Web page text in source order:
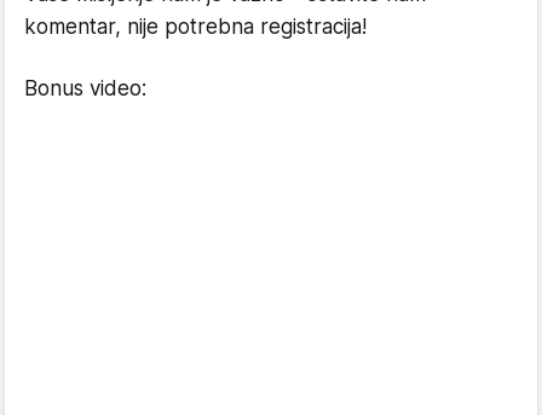
komentar, nije potrebna registracija!
Bonus video: